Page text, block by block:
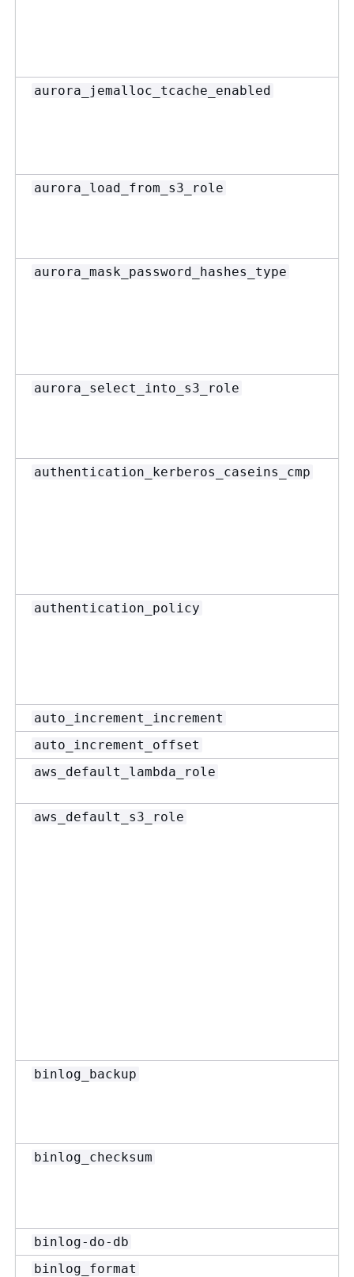
aurora_jemalloc_tcache_enabled
aurora_load_from_s3_role
aurora_mask_password_hashes_type
aurora_select_into_s3_role
authentication_kerberos_caseins_cmp
authentication_policy
auto_increment_increment
auto_increment_offset
aws_default_lambda_role
aws_default_s3_role
binlog_backup
binlog_checksum
binlog-do-db
binlog_format